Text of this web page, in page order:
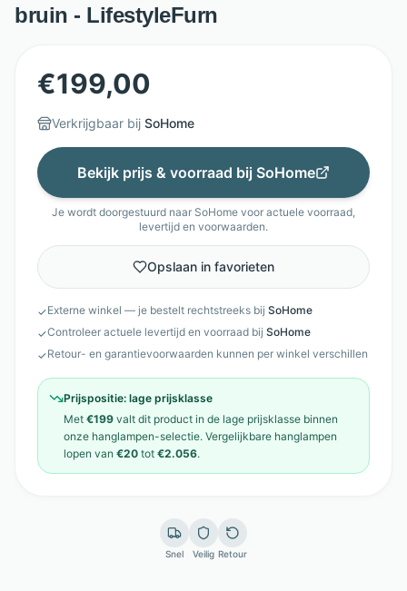
bruin - LifestyleFurn
€199,00
Verkrijgbaar bij SoHome
Bekijk prijs & voorraad bij SoHome
Je wordt doorgestuurd naar SoHome voor actuele voorraad,
levertijd en voorwaarden.
Opslaan in favorieten
✓Externe winkel — je bestelt rechtstreeks bij SoHome
✓Controleer actuele levertijd en voorraad bij SoHome
✓Retour- en garantievoorwaarden kunnen per winkel verschillen
Prijspositie: lage prijsklasse
Met €199 valt dit product in de lage prijsklasse binnen
onze hanglampen-selectie. Vergelijkbare hanglampen
lopen van €20 tot €2.056.
Snel Veilig Retour